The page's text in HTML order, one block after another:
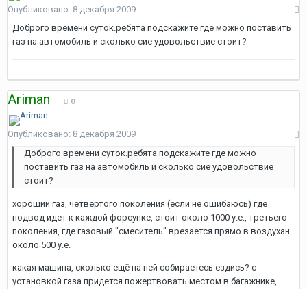
Опубликовано: 8 декабря 2009
Доброго времени суток.ребята подскажите где можно поставить
газ на автомобиль и сколько сие удовольствие стоит?
Ariman 0
Опубликовано: 8 декабря 2009
Доброго времени суток.ребята подскажите где можно
поставить газ на автомобиль и сколько сие удовольствие
стоит?
хороший газ, четвертого поколения (если не ошибаюсь) где
подвод идет к каждой форсунке, стоит около 1000 у.е., третьего
поколения, где газовый "смеситель" врезается прямо в воздухан
около 500 у.е.
какая машина, сколько ещё на ней собираетесь ездись? с
установкой газа придется пожертвовать местом в багажнике,